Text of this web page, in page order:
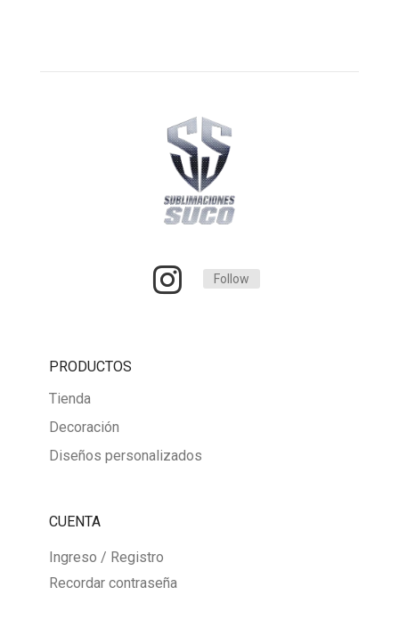
$95.000
Follow
PRODUCTOS
Tienda
Decoración
Diseños personalizados
CUENTA
Ingreso / Registro
Recordar contraseña